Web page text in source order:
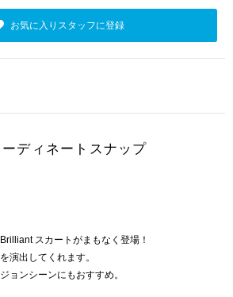
お気に入りスタッフに登録
ディネートスナップ
スカートがまもなく登場！
演出してくれます。
ョンシーンにもおすすめ。